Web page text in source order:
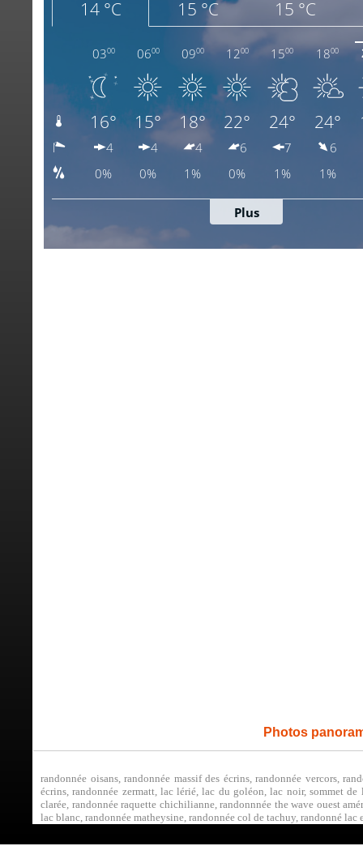
Photos
randonnée oisans, randonnée massif des écrins, randonnée vercors,
écrins, randonnée zermatt, lac lérié, lac du goléon, lac noir, sommet
clarée, randonnée raquette chichilianne, randonnnée the wave ouest
lac blanc, randonnée matheysine, randonnée col de tachuy, randonné